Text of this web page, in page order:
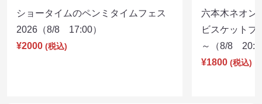
ショータイムのペンミタイムフェス
2026（8/8 17:00）
¥2000 (税込)
六本木ネオン
ビスケットブ
～（8/8
¥1800 (税込)